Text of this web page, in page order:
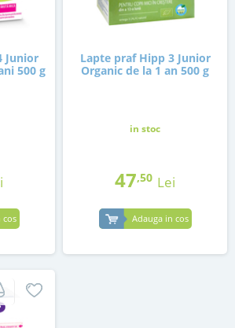
Junior
500 g
cos
Lapte praf Hipp 3 Junior
Organic de la 1 an 500 g
in stoc
47,50 Lei
Adauga in cos